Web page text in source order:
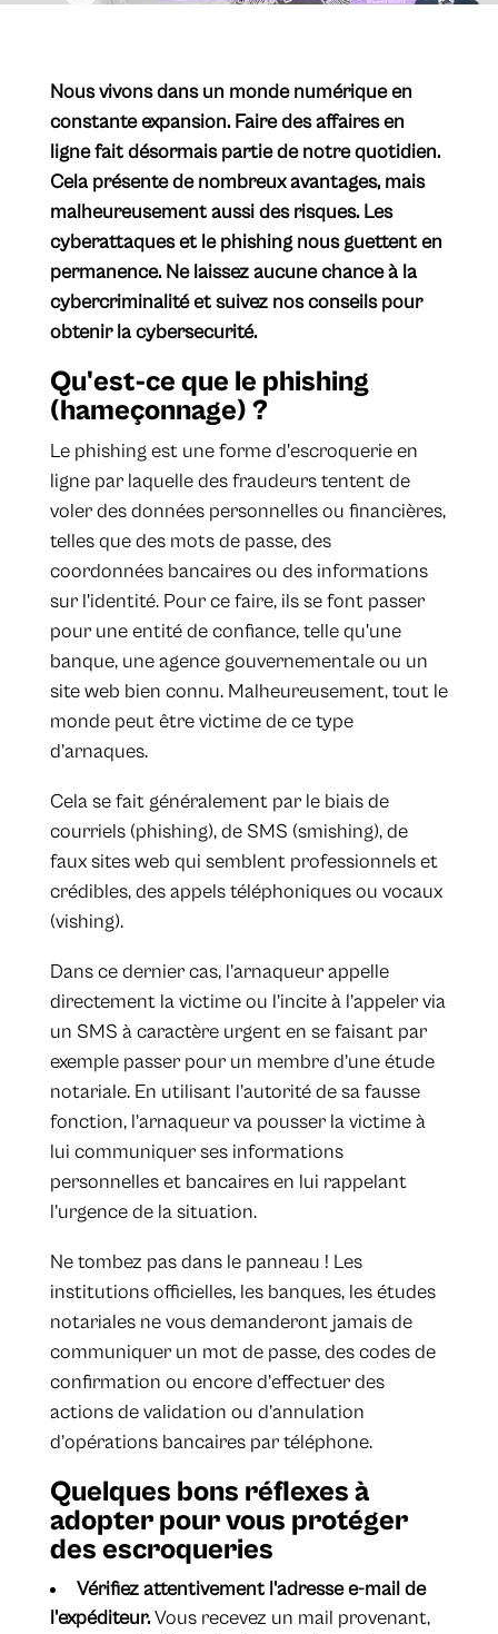
Nous vivons dans un monde numérique en
constante expansion. Faire des affaires en
ligne fait désormais partie de notre quotidien.
Cela présente de nombreux avantages, mais
malheureusement aussi des risques. Les
cyberattaques et le phishing nous guettent en
permanence. Ne laissez aucune chance à la
cybercriminalité et suivez nos conseils pour
obtenir la cybersecurité.
Qu'est-ce que le phishing
(hameçonnage) ?
Le phishing est une forme d'escroquerie en
ligne par laquelle des fraudeurs tentent de
voler des données personnelles ou financières,
telles que des mots de passe, des
coordonnées bancaires ou des informations
sur l'identité. Pour ce faire, ils se font passer
pour une entité de confiance, telle qu'une
banque, une agence gouvernementale ou un
site web bien connu. Malheureusement, tout le
monde peut être victime de ce type
d’arnaques.
Cela se fait généralement par le biais de
courriels (phishing), de SMS (smishing), de
faux sites web qui semblent professionnels et
crédibles, des appels téléphoniques ou vocaux
(vishing).
Dans ce dernier cas, l’arnaqueur appelle
directement la victime ou l’incite à l’appeler via
un SMS à caractère urgent en se faisant par
exemple passer pour un membre d’une étude
notariale. En utilisant l’autorité de sa fausse
fonction, l’arnaqueur va pousser la victime à
lui communiquer ses informations
personnelles et bancaires en lui rappelant
l’urgence de la situation.
Ne tombez pas dans le panneau ! Les
institutions officielles, les banques, les études
notariales ne vous demanderont jamais de
communiquer un mot de passe, des codes de
confirmation ou encore d’effectuer des
actions de validation ou d’annulation
d’opérations bancaires par téléphone.
Quelques bons réflexes à
adopter pour vous protéger
des escroqueries
Vérifiez attentivement l'adresse e-mail de
l'expéditeur.Vous recevez un mail provenant,